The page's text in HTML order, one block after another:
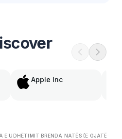
Apple Inc
E UDHËTIMIT BRENDA NATËS (E GJATË/E